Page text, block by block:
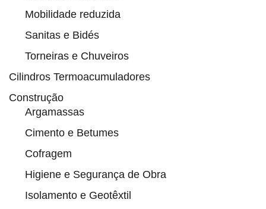
Mobilidade reduzida
Sanitas e Bidés
Torneiras e Chuveiros
Cilindros Termoacumuladores
Construção
Argamassas
Cimento e Betumes
Cofragem
Higiene e Segurança de Obra
Isolamento e Geotêxtil